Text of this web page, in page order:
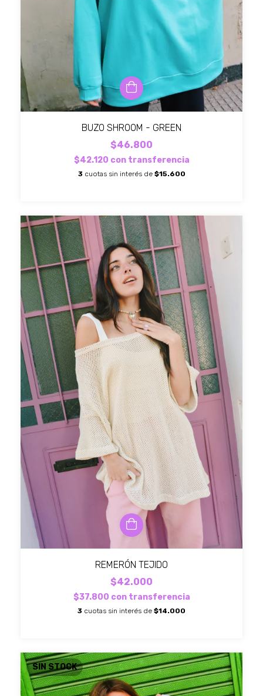
BUZO SHROOM - GREEN
$46.800
$42.120 con transferencia
3 cuotas sin interés de $15.600
REMERÓN TEJIDO
$42.000
$37.800 con transferencia
3 cuotas sin interés de $14.000
SIN STOCK